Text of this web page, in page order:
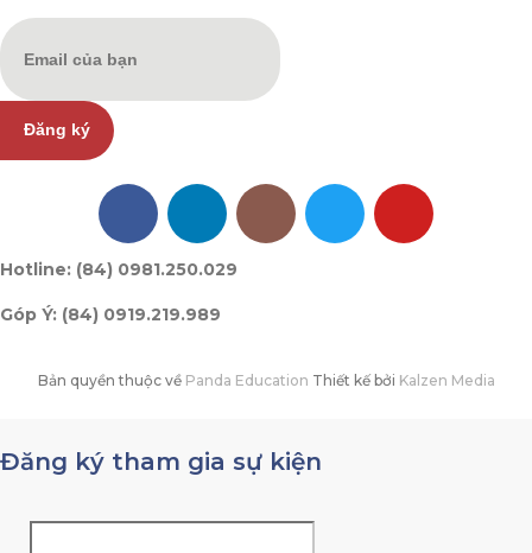
Đăng ký
Hotline: (84) 0981.250.029
Góp Ý: (84) 0919.219.989
Bản quyền thuộc về Panda Education Thiết kế bởi Kalzen Media
Đăng ký tham gia sự kiện